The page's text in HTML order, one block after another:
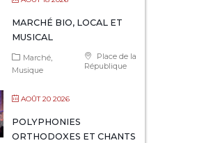
MARCHÉ BIO, LOCAL ET
MUSICAL
Place de la
République
Marché
Musique
AOÛT 20 2026
POLYPHONIES
ORTHODOXES ET CHANTS